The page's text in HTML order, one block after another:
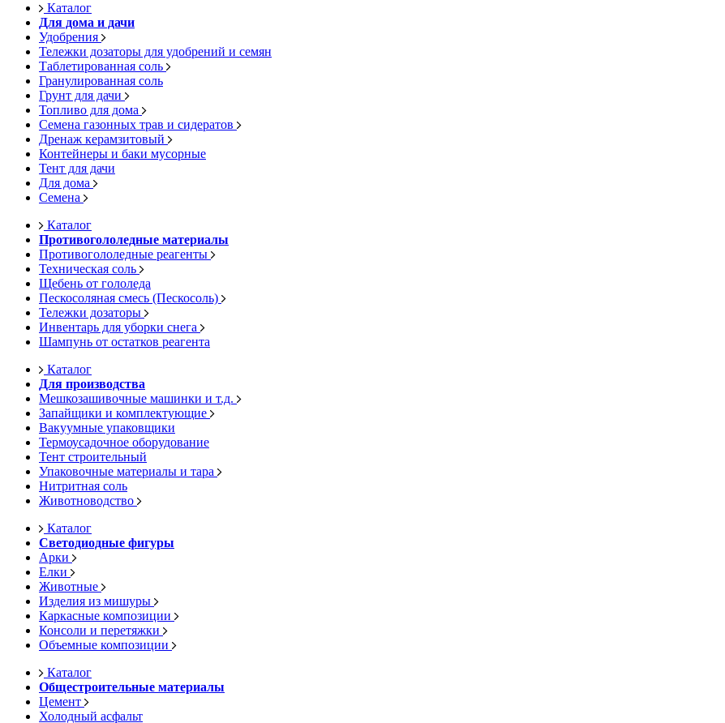
Каталог
Для дома и дачи
Удобрения
Тележки дозаторы для удобрений и семян
Таблетированная соль
Гранулированная соль
Грунт для дачи
Топливо для дома
Семена газонных трав и сидератов
Дренаж керамзитовый
Контейнеры и баки мусорные
Тент для дачи
Для дома
Семена
Каталог
Противогололедные материалы
Противогололедные реагенты
Техническая соль
Щебень от гололеда
Пескосоляная смесь (Пескосоль)
Тележки дозаторы
Инвентарь для уборки снега
Шампунь от остатков реагента
Каталог
Для производства
Мешкозашивочные машинки и т.д.
Запайщики и комплектующие
Вакуумные упаковщики
Термоусадочное оборудование
Тент строительный
Упаковочные материалы и тара
Нитритная соль
Животноводство
Каталог
Светодиодные фигуры
Арки
Елки
Животные
Изделия из мишуры
Каркасные композиции
Консоли и перетяжки
Объемные композиции
Каталог
Общестроительные материалы
Цемент
Холодный асфальт